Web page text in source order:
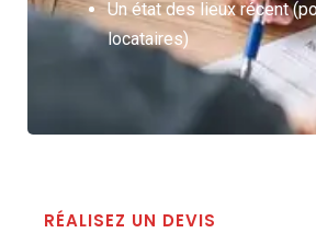
Un état des lieux récent
locataires)
RÉALISEZ UN DEVIS